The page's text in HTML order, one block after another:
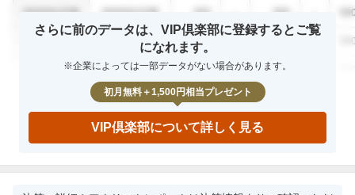
0000年0月期 0000年0月期 000 000
0000年0月期 000
0000年0月期 0000年0月期 000 － 000
さらに前のデータは、VIP倶楽部に登録するとご覧
になれます。
※企業によっては一部データがない場合があります。
初月無料＋1,500円相当プレゼント
VIP倶楽部について詳しく見る